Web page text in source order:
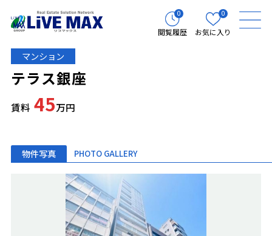
0
閲覧履歴
0
お気に入り
マンション
テラス銀座
賃料 45万円
物件写真 PHOTO GALLERY